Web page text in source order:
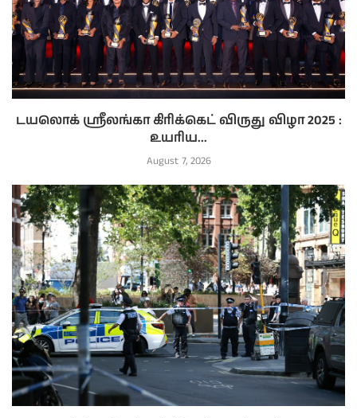
டயலொக் ஸ்ரீலங்கா கிரிக்கெட் விருது விழா 2025 :
உயரிய...
August 7, 2026